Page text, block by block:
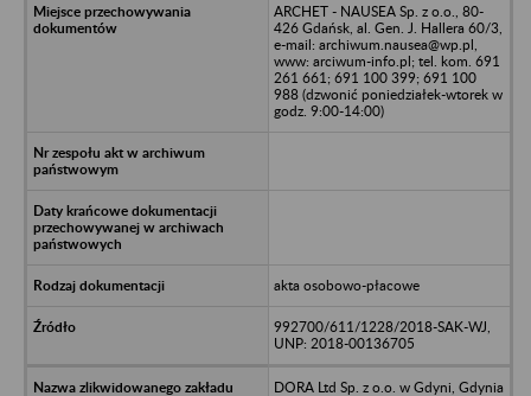
ARCHET - NAUSEA Sp. z o.o., 80-
426 Gdańsk, al. Gen. J. Hallera 60/3,
e-mail: archiwum.nausea@wp.pl,
www: arciwum-info.pl; tel. kom. 691
261 661; 691 100 399; 691 100
988 (dzwonić poniedziałek-wtorek w
godz. 9:00-14:00)
akta osobowo-płacowe
992700/611/1228/2018-SAK-WJ,
UNP: 2018-00136705
DORA Ltd Sp. z o.o. w Gdyni, Gdynia